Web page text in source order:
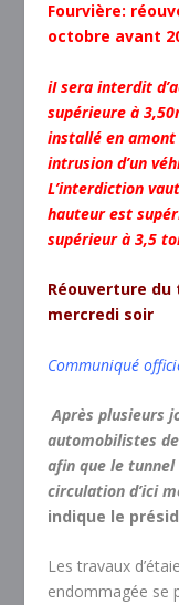
Fourvière:
octobre avant
iI sera interdit
supérieure à
installé en
intrusion d’un
L’interdiction
hauteur est
supérieur à 3,5
Réouverture du
mercredi soir
Communiqué
Après plusieurs
automobilistes
afin que le
circulation d’ici
indique le
Les travaux
endommagée se